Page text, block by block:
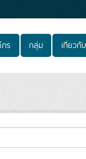
ร กลุ่ม เกี่ยวกับ